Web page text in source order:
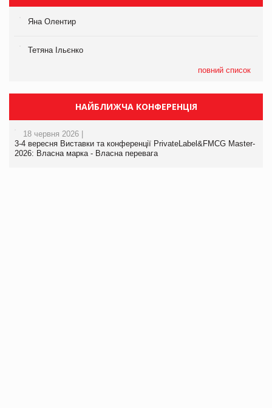
Яна Олентир
Тетяна Ільєнко
повний список
НАЙБЛИЖЧА КОНФЕРЕНЦІЯ
18 червня 2026 |
3-4 вересня Виставки та конференції PrivateLabel&FMCG Master-
2026: Власна марка - Власна перевага